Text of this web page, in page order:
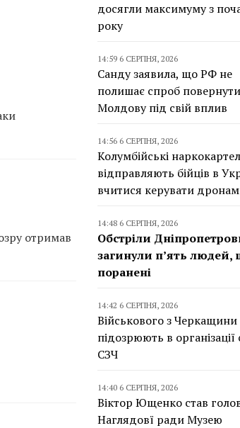
отримав
досягли максимуму з
року
14:59 6 СЕРПНЯ, 2026
Санду заявила, що РФ не
полишає спроб повернути
Молдову під свій вплив
14:56 6 СЕРПНЯ, 2026
Колумбійські
відправляють бійців в
вчитися керувати
14:48 6 СЕРПНЯ, 2026
Обстріли
загинули п’ять людей,
поранені
14:42 6 СЕРПНЯ, 2026
Військового з Черкащини
підозрюють в
СЗЧ
14:40 6 СЕРПНЯ, 2026
Віктор Ющенко став
Наглядовї ради Музею